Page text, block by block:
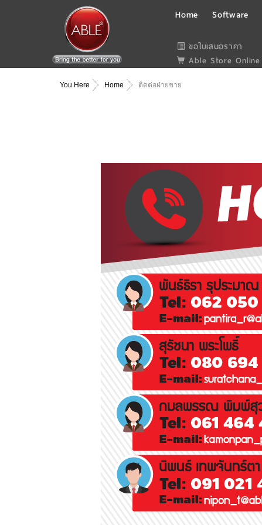
Home Software
ขอใบเสนอราคา
Able Store Online
You Here Home ติดต่อฝ่ายขาย